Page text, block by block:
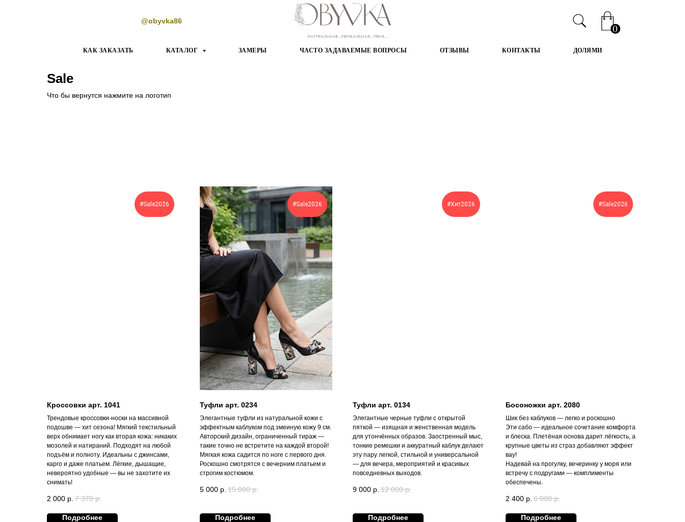
0
@obyvka86 Company
КАК ЗАКАЗАТЬ КАТАЛОГ ЗАМЕРЫ ЧАСТО ЗАДАВАЕМЫЕ ВОПРОСЫ ОТЗЫВЫ КОНТАКТЫ ДОЛЯМИ
Sale
Что бы вернутся нажмите на логотип
#Sale2026
Кроссовки арт. 1041
Трендовые кроссовки-носки на массивной
подошве — хит сезона! Мягкий текстильный
верх обнимает ногу как вторая кожа: никаких
мозолей и натираний. Подходят на любой
подъём и полноту. Идеальны с джинсами,
карго и даже платьем. Лёгкие, дышащие,
невероятно удобные — вы не захотите их
снимать!
2 000 р. 7 370 р.
Подробнее
#Sale2026
Туфли арт. 0234
Элегантные туфли из натуральной кожи с
эффектным каблуком под змеиную кожу 9 см.
Авторский дизайн, ограниченный тираж —
такие точно не встретите на каждой второй!
Мягкая кожа садится по ноге с первого дня.
Роскошно смотрятся с вечерним платьем и
строгим костюмом.
5 000 р. 15 000 р.
Подробнее
#Хит2026
Туфли арт. 0134
Элегантные черные туфли с открытой
пяткой — изящная и женственная модель
для утончённых образов. Заостренный мыс,
тонкие ремешки и аккуратный каблук делают
эту пару легкой, стильной и универсальной
— для вечера, мероприятий и красивых
повседневных выходов.
9 000 р. 12 000 р.
Подробнее
#Sale2026
Босоножки арт. 2080
Шик без каблуков — легко и роскошно
Эти сабо — идеальное сочетание комфорта
и блеска. Плетёная основа дарит лёгкость, а
крупные цветы из страз добавляют эффект
вау!
Надевай на прогулку, вечеринку у моря или
встречу с подругами — комплименты
обеспечены.
2 400 р. 6 000 р.
Подробнее